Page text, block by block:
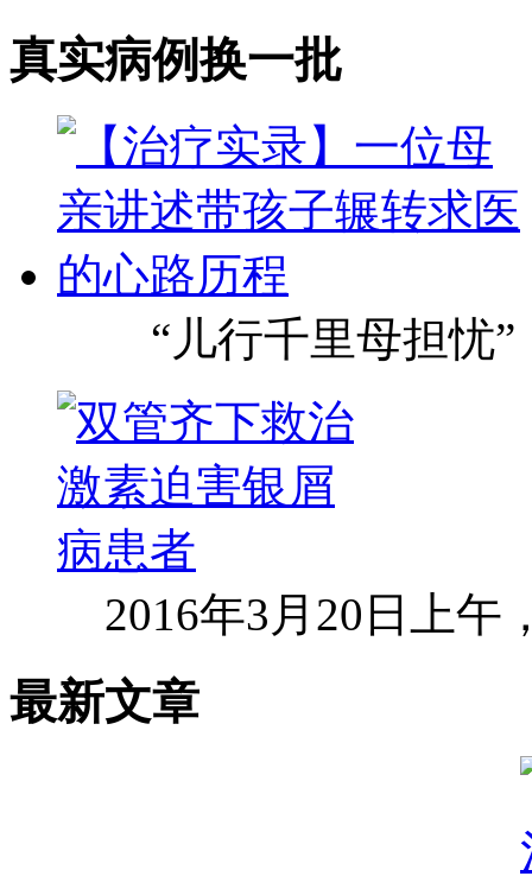
真实病例换一批
“儿行千里母担忧”
2016年3月20日上午
最新文章